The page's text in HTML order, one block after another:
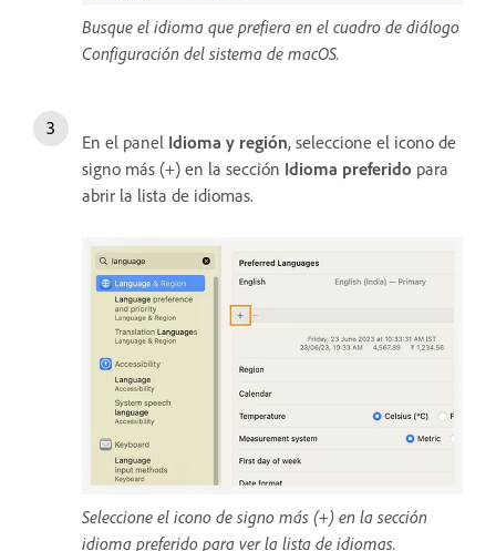
Busque el idioma que prefiera en el cuadro de diálogo
Configuración del sistema de macOS.
En el panel Idioma y región, seleccione el icono de
signo más (+) en la sección Idioma preferido para
abrir la lista de idiomas.
Seleccione el icono de signo más (+) en la sección
idioma preferido para ver la lista de idiomas.